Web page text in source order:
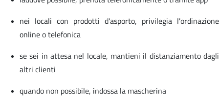
nei locali con prodotti d'asporto, privilegia l'ordinazione
online o telefonica
se sei in attesa nel locale, mantieni il distanziamento dagli
altri clienti
quando non possibile, indossa la mascherina